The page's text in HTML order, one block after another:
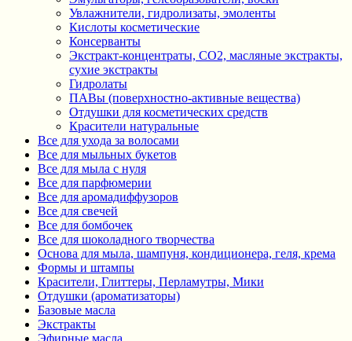
Увлажнители, гидролизаты, эмоленты
Кислоты косметические
Консерванты
Экстракт-концентраты, СО2, масляные экстракты,
сухие экстракты
Гидролаты
ПАВы (поверхностно-активные вещества)
Отдушки для косметических средств
Красители натуральные
Все для ухода за волосами
Все для мыльных букетов
Все для мыла с нуля
Все для парфюмерии
Все для аромадиффузоров
Все для свечей
Все для бомбочек
Все для шоколадного творчества
Основа для мыла, шампуня, кондиционера, геля, крема
Формы и штампы
Красители, Глиттеры, Перламутры, Мики
Отдушки (ароматизаторы)
Базовые масла
Экстракты
Эфирные масла